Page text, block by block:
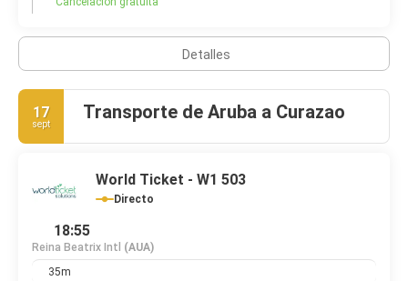
Detalles
17
sept
Transporte de Aruba a Curazao
World Ticket - W1 503
Directo
18:55
Reina Beatrix Intl (AUA)
35m